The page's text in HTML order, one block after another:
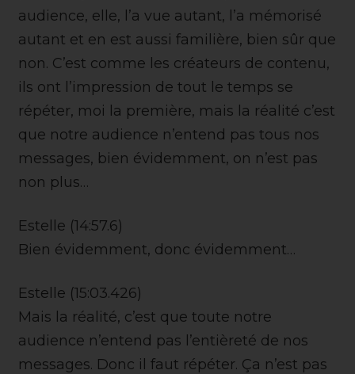
audience, elle, l’a vue autant, l’a mémorisé
autant et en est aussi familière, bien sûr que
non. C’est comme les créateurs de contenu,
ils ont l’impression de tout le temps se
répéter, moi la première, mais la réalité c’est
que notre audience n’entend pas tous nos
messages, bien évidemment, on n’est pas
non plus…
Estelle (14:57.6)
Bien évidemment, donc évidemment…
Estelle (15:03.426)
Mais la réalité, c’est que toute notre
audience n’entend pas l’entièreté de nos
messages. Donc il faut répéter. Ça n’est pas